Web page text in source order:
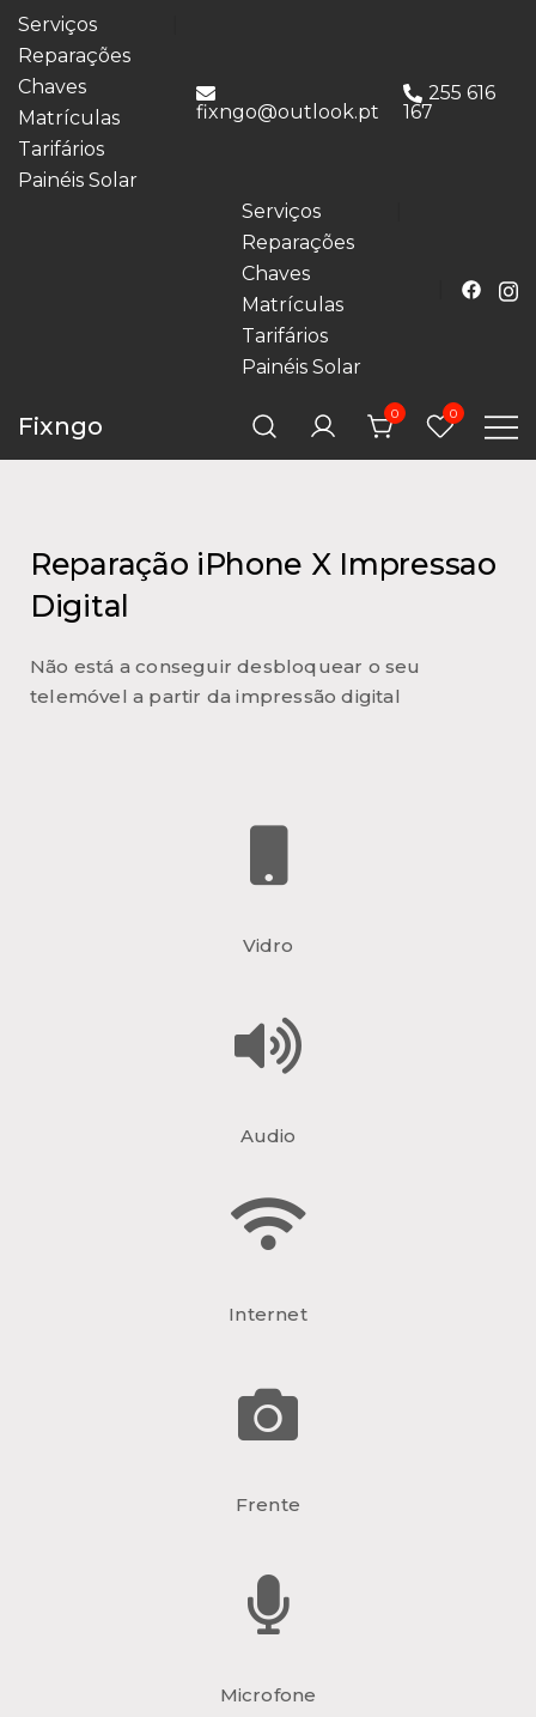
Serviços
Reparações
Chaves
Matrículas
Tarifários
Painéis Solar
fixngo@outlook.pt
255 616
167
Serviços
Reparações
Chaves
Matrículas
Tarifários
Painéis Solar
Fixngo 0 0
Reparação iPhone X Impressao
Digital
Não está a conseguir desbloquear o seu
telemóvel a partir da impressão digital
Vidro
Audio
Internet
Frente
Microfone